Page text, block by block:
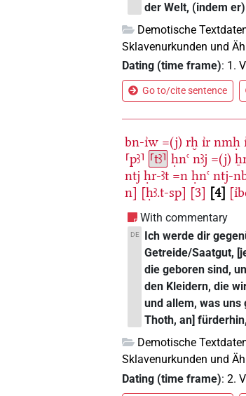
der Welt, (indem
Demotische
Sklavenurkunden und
Dating (time frame): 1.
Go to/cite sentence
bn-ı͗w =(j) rḫ ı͗r nmḥ
⸢pꜣ⸣ ⸢tꜣ⸣ ḥnꜥ nꜣj =(j)
ntj ḥr-ꜣt =n ḥnꜥ ntj-
n] [ḥꜣ.t-sp] [3] 4
With commentary
DE
Ich werde dir
Getreide/Saatgut,
die geboren sind,
den Kleidern, die
und allem, was uns
Thoth, an]
Demotische
Sklavenurkunden und
Dating (time frame):2.